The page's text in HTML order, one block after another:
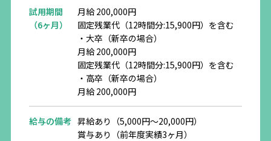
入職希望の方へメッセージ
入職希望の方へメッセージ
試用期間
（6ヶ月）
月給 200,000円
固定残業代（12時間分:15,900円）を含む
・大卒（新卒の場合）
月給 200,000円
固定残業代（12時間分:15,900円）を含む
・高卒（新卒の場合）
月給 200,000円
給与の備考 昇給あり（5,000円〜20,000円）
賞与あり（前年度実績3ヶ月）